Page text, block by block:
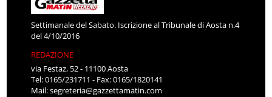
Settimanale del Sabato. Iscrizione al Tribunale di Aosta n.4
del 4/10/2016
REDAZIONE
via Festaz, 52 - 11100 Aosta
Tel: 0165/231711 - Fax: 0165/1820141
Mail:segreteria@gazzettamatin.com